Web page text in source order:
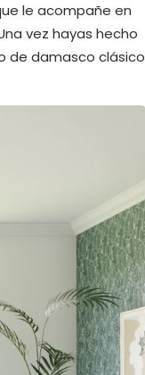
le acompañe en
vez hayas hecho
de damasco clásico